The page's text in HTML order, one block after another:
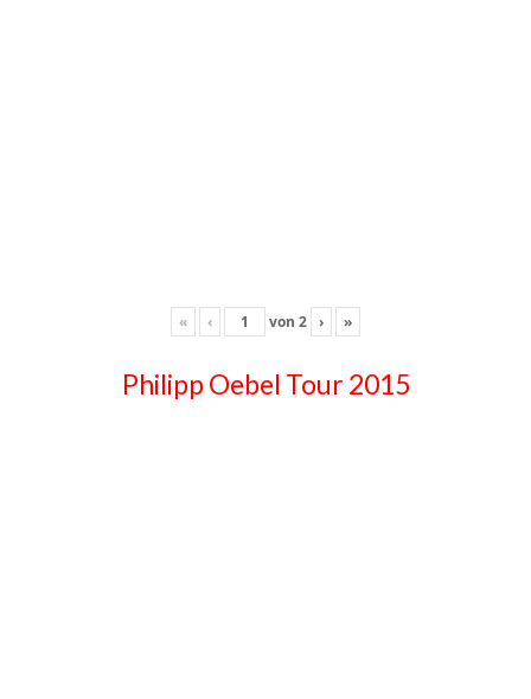
« ‹ von 2 › »
Philipp Oebel Tour 2015